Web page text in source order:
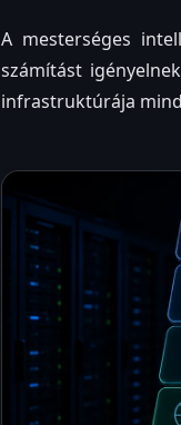
A mesterséges
számítást
infrastruktúrája